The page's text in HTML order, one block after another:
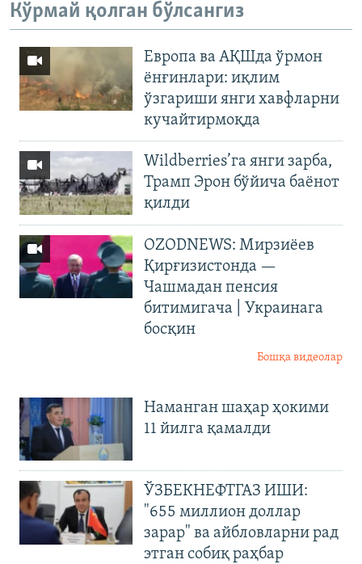
Кўрмай қолган бўлсангиз
Европа ва АҚШда ўрмон
ёнғинлари: иқлим
ўзгариши янги хавфларни
кучайтирмоқда
Wildberries’га янги зарба,
Трамп Эрон бўйича баёнот
қилди
OZODNEWS: Мирзиёев
Қирғизистонда —
Чашмадан пенсия
битимигача | Украинага
босқин
Бошқа видеолар
Наманган шаҳар ҳокими
11 йилга қамалди
ЎЗБЕКНЕФТГАЗ ИШИ:
"655 миллион доллар
зарар" ва айбловларни рад
этган собиқ раҳбар